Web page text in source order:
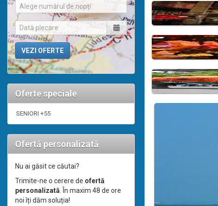
Alege numărul de nopți
Oferte speciale
SENIORI +55
Ofertă personalizată
Nu ai găsit ce căutai?
Trimite-ne o cerere de ofertă
personalizată. În maxim 48 de ore
noi îți dăm soluția!